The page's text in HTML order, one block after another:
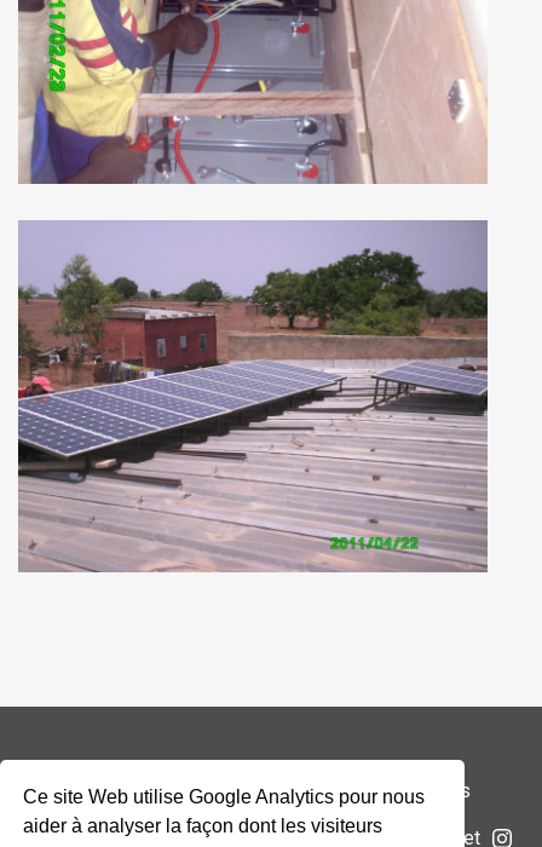
Ce site Web utilise Google Analytics pour nous
aider à analyser la façon dont les visiteurs
© 2026 Addax & Oryx Foundation —Mentions légales
La Fondation Projets Actualités Soumettre un projet